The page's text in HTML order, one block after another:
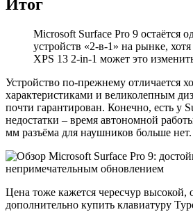
Итог
Microsoft Surface Pro 9 остаётся
устройств «2-в-1» на рынке,
XPS 13 2-in-1 может это
Устройство по-прежнему отличается
характеристиками и великолепным
почти гарантирован. Конечно, есть у
недостатки – время автономной
мм разъёма для наушников больше нет.
Цена тоже кажется чересчур высокой,
дополнительно купить клавиатуру